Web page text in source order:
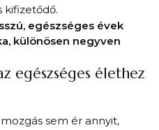
kifizetődő.
egészséges évek
különösen negyven
egészséges élethez
sem ér annyit,